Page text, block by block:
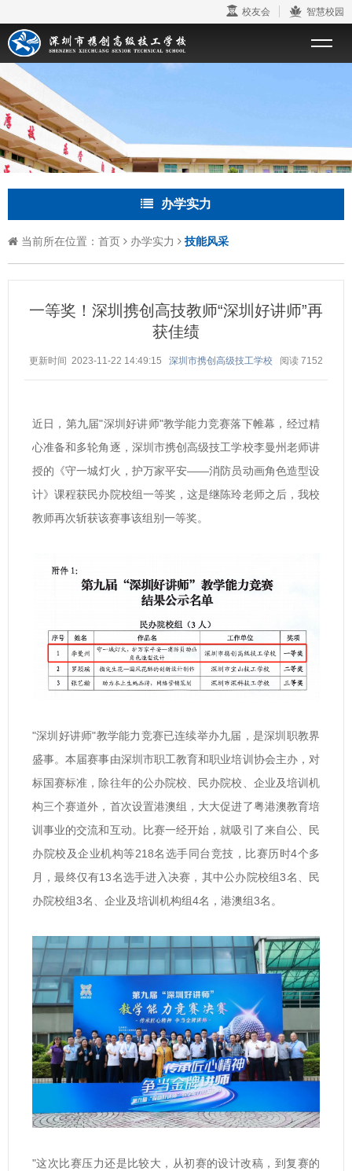
校友会 智慧校园
办学实力
当前所在位置： 首页 办学实力 技能风采
一等奖！深圳携创高技教师“深圳好讲师”再
获佳绩
更新时间 2023-11-22 14:49:15 深圳市携创高级技工学校 阅读 7152
近日，第九届"深圳好讲师"教学能力竞赛落下帷幕，经过精
心准备和多轮角逐，深圳市携创高级技工学校李曼州老师讲
授的《守一城灯火，护万家平安——消防员动画角色造型设
计》课程获民办院校组一等奖，这是继陈玲老师之后，我校
教师再次斩获该赛事该组别一等奖。
"深圳好讲师"教学能力竞赛已连续举办九届，是深圳职教界
盛事。本届赛事由深圳市职工教育和职业培训协会主办，对
标国赛标准，除往年的公办院校、民办院校、企业及培训机
构三个赛道外，首次设置港澳组，大大促进了粤港澳教育培
训事业的交流和互动。比赛一经开始，就吸引了来自公、民
办院校及企业机构等218名选手同台竞技，比赛历时4个多
月，最终仅有13名选手进入决赛，其中公办院校组3名、民
办院校组3名、企业及培训机构组4名，港澳组3名。
"这次比赛压力还是比较大，从初赛的设计改稿，到复赛的